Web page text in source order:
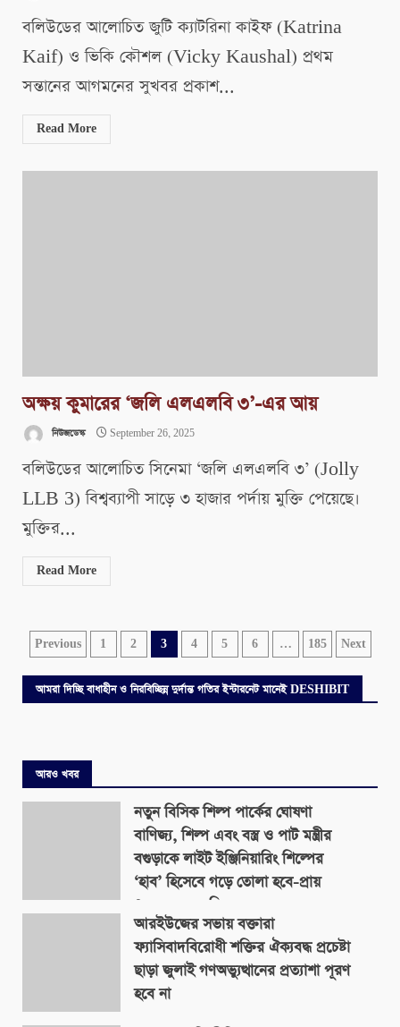
বলিউডের আলোচিত জুটি ক্যাটরিনা কাইফ (Katrina
Kaif) ও ভিকি কৌশল (Vicky Kaushal) প্রথম
সন্তানের আগমনের সুখবর প্রকাশ...
Read More
অক্ষয় কুমারের ‘জলি এলএলবি ৩’-এর আয়
নিউজডেস্ক September 26, 2025
বলিউডের আলোচিত সিনেমা ‘জলি এলএলবি ৩’ (Jolly
LLB 3) বিশ্বব্যাপী সাড়ে ৩ হাজার পর্দায় মুক্তি পেয়েছে। ​
মুক্তির...
Read More
Posts
pagination
Previous 1 2 3 4 5 6 … 185 Next
আমরা দিচ্ছি বাধাহীন ও নিরবিচ্ছিন্ন দুর্দান্ত গতির ইন্টারনেট মানেই DESHIBIT
আরও খবর
নতুন বিসিক শিল্প পার্কের ঘোষণা
বাণিজ্য, শিল্প এবং বস্ত্র ও পাট মন্ত্রীর
বগুড়াকে লাইট ইঞ্জিনিয়ারিং শিল্পের
‘হাব’ হিসেবে গড়ে তোলা হবে-প্রায়
৪০০ একর জমিতে
August 9, 2026
আরইউজের সভায় বক্তারা
ফ্যাসিবাদবিরোধী শক্তির ঐক্যবদ্ধ প্রচেষ্টা
ছাড়া জুলাই গণঅভ্যুত্থানের প্রত্যাশা পূরণ
হবে না